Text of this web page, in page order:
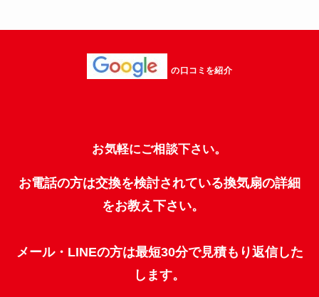
の口コミを紹介
お気軽にご相談下さい。
お電話の方は交換を検討されている換気扇の詳細
をお教え下さい。
メール・LINEの方は最短30分で見積もり返信した
します。